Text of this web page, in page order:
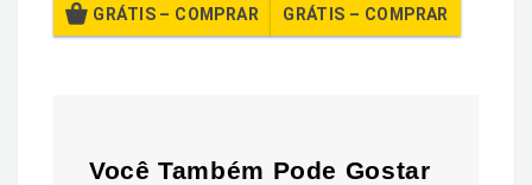
GRÁTIS – COMPRAR
Você Também Pode Gostar